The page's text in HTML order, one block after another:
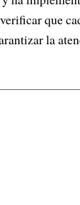
que
la